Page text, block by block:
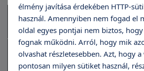
Lebenyplasztika helyi
perc)
Lebenyplasztika helyi érzéstelenítésben
élmény javítása érdekében HTTP-
használ. Amennyiben nem fogad el
oldal egyes pontjai nem biztos,
fognak működni. Arról, hogy mik
olvashat részletesebben. Azt, hogy
pontosan milyen sütiket használ,